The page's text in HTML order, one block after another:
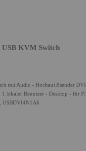
KVM Switch
mit Audio - Hochauflösender
lokaler Benutzer - Desktop - für
USBDVI4N1A6